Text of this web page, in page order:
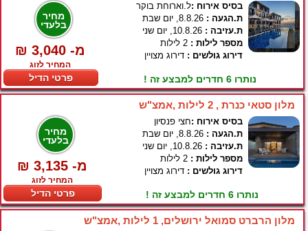
מחיר
בלעדי
₪ 3,040 -מ
המחיר לזוג
פרטי הדיל
בסיס אירוח :ל.וארוחת בוקר
ת.הגעה :
ת.עזיבה :
מספר לילות :
דירוג גולשים : דירוג מצויין
נותרו 6 חדרים למבצע זה !
מלון סטאי כנרת , 2 לילות ,אמצ"ש
מחיר
בלעדי
₪ 3,135 -מ
המחיר לזוג
פרטי הדיל
בסיס אירוח :חצי פנסיון
ת.הגעה :
ת.עזיבה :
מספר לילות :
דירוג גולשים : דירוג מצויין
נותרו 6 חדרים למבצע זה !
מלון הרברט סמואל ירושלים, 1 לילות ,אמצ"ש